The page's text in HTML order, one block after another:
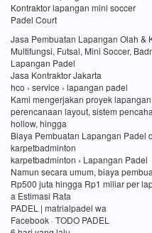
Kontraktor lapangan mini soccer
Padel Court
Jasa Pembuatan Lapangan Olah &
Multifungsi, Futsal, Mini Soccer,
Lapangan Padel
Jasa Kontraktor Jakarta
hco › service › lapangan padel
Kami mengerjakan proyek
perencanaan layout, sistem
hollow, hingga
Biaya Pembuatan Lapangan Padel
karpetbadminton
karpetbadminton › Lapangan Padel
Namun secara umum, biaya
Rp500 juta hingga Rp1 miliar per
a Estimasi Rata
PADEL | matrialpadel wa
Facebook · TODO PADEL